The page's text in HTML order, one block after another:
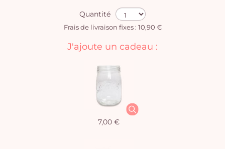
Quantité
Frais de livraison fixes : 10,90 €
J'ajoute un cadeau :
7,00 €